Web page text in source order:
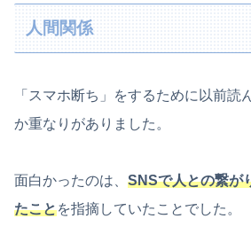
人間関係
「スマホ断ち」をするために以前読
か重なりがありました。
面白かったのは、 SNSで人との繋が
たことを指摘していたことでした。